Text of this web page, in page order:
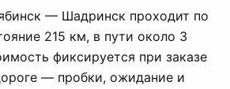
— Шадринск проходит по
215 км, в пути около 3
фиксируется при заказе
— пробки, ожидание и